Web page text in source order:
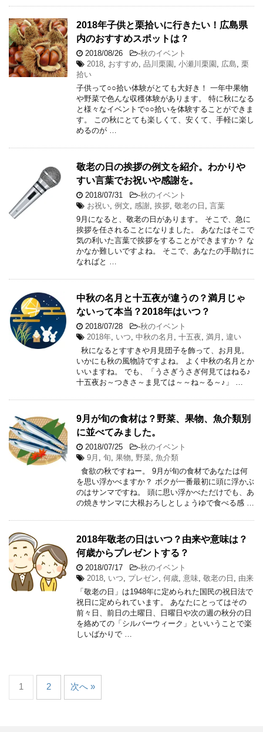
2018年子供と栗拾いに行きたい！広島県
内のおすすめスポットは？
2018/08/26 -秋のイベント
2018 おすすめ 品川栗園 小瀬川栗園 広島 栗
拾い
子供って○○拾い体験がとても大好き！ 一年中果物
や野菜で色んな収穫体験があります。 特に秋になる
と様々なイベントで○○拾いを体験することができま
す。 この秋にとても楽しくて、安くて、手軽に楽し
めるのが …
敬老の日の挨拶の例文を紹介。わかりや
すい言葉でお祝いや感謝を。
2018/07/31 -秋のイベント
お祝い 例文 感謝 挨拶 敬老の日
言葉
9月になると、敬老の日があります。 そこで、急に
挨拶を任されることになりました。 あなたはそこで
気の利いた言葉で挨拶をすることができますか？ な
かなか難しいですよね。 そこで、あなたの手助けに
なればと …
中秋の名月と十五夜が違うの？満月じゃ
ないって本当？2018年はいつ？
2018/07/28 -秋のイベント
2018年 いつ 中秋の名月 十五夜 満月
違い
秋になるとすすきや月見団子を飾って、お月見。
いかにも秋の風物詩ですよね。 よく中秋の名月とか
いいますね。 でも、「うさぎうさぎ何見てはねる♪
十五夜お～つきさ～ま見ては～～ね～る～♪」 …
9月が旬の食材は？野菜、果物、魚介類別
に並べてみました。
2018/07/25 -秋のイベント
9月
旬 果物 野菜 魚介類
食欲の秋ですねー。 9月が旬の食材であなたは何
を思い浮かべますか？ ボクが一番最初に頭に浮かぶ
のはサンマですね。 頭に思い浮かべただけでも、あ
の焼きサンマに大根おろしとしょうゆで食べる感 …
2018年敬老の日はいつ？由来や意味は？
何歳からプレゼントする？
2018/07/17 -秋のイベント
2018 いつ プレゼン 何歳 意味 敬老の日
由来
「敬老の日」は1948年に定められた国民の祝日法で
祝日に定められています。 あなたにとってはその
前々日、前日の土曜日、日曜日や次の週の秋分の日
を絡めての「シルバーウィーク」といいうことで楽
しいばかりで …
1 2 次へ »